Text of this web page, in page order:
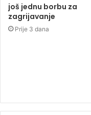
još jednu borbu za
zagrijavanje
Prije 3 dana